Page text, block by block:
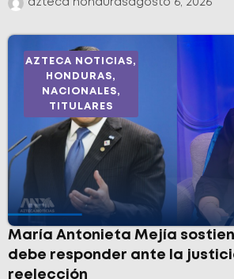
azteca hondurasagosto 6, 2026
AZTECA NOTICIAS,
HONDURAS,
NACIONALES,
TITULARES
María Antonieta Mejía
debe responder ante la
reelección